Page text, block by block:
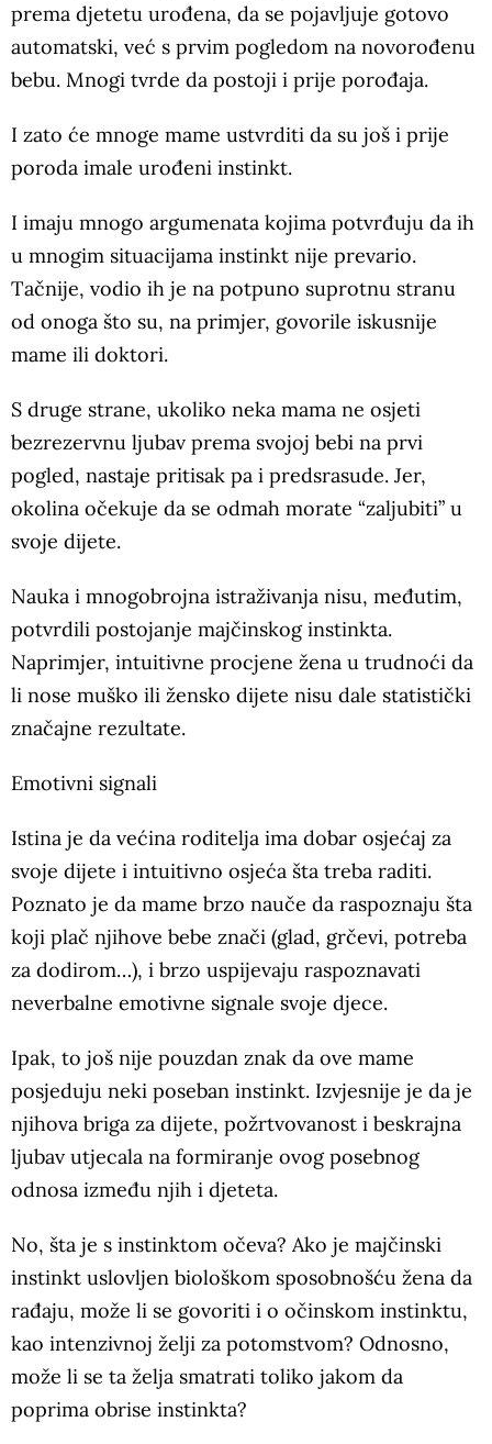
prema djetetu urođena, da se pojavljuje gotovo
automatski, već s prvim pogledom na novorođenu
bebu. Mnogi tvrde da postoji i prije porođaja.
I zato će mnoge mame ustvrditi da su još i prije
poroda imale urođeni instinkt.
I imaju mnogo argumenata kojima potvrđuju da ih
u mnogim situacijama instinkt nije prevario.
Tačnije, vodio ih je na potpuno suprotnu stranu
od onoga što su, na primjer, govorile iskusnije
mame ili doktori.
S druge strane, ukoliko neka mama ne osjeti
bezrezervnu ljubav prema svojoj bebi na prvi
pogled, nastaje pritisak pa i predsrasude. Jer,
okolina očekuje da se odmah morate “zaljubiti” u
svoje dijete.
Nauka i mnogobrojna istraživanja nisu, međutim,
potvrdili postojanje majčinskog instinkta.
Naprimjer, intuitivne procjene žena u trudnoći da
li nose muško ili žensko dijete nisu dale statistički
značajne rezultate.
Emotivni signali
Istina je da većina roditelja ima dobar osjećaj za
svoje dijete i intuitivno osjeća šta treba raditi.
Poznato je da mame brzo nauče da raspoznaju šta
koji plač njihove bebe znači (glad, grčevi, potreba
za dodirom…), i brzo uspijevaju raspoznavati
neverbalne emotivne signale svoje djece.
Ipak, to još nije pouzdan znak da ove mame
posjeduju neki poseban instinkt. Izvjesnije je da je
njihova briga za dijete, požrtvovanost i beskrajna
ljubav utjecala na formiranje ovog posebnog
odnosa između njih i djeteta.
No, šta je s instinktom očeva? Ako je majčinski
instinkt uslovljen biološkom sposobnošću žena da
rađaju, može li se govoriti i o očinskom instinktu,
kao intenzivnoj želji za potomstvom? Odnosno,
može li se ta želja smatrati toliko jakom da
poprima obrise instinkta?